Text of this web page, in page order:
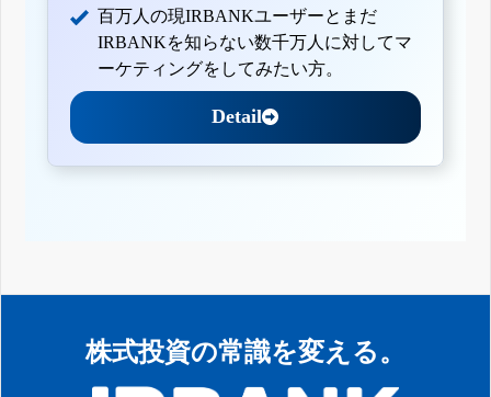
百万人の現IRBANKユーザーとまだ
IRBANKを知らない数千万人に対してマ
ーケティングをしてみたい方。
Detail
株式投資の常識を変える。